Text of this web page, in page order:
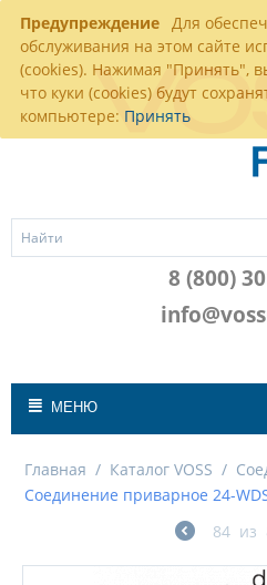
Предупреждение Для
обслуживания на этом сайте
(cookies). Нажимая "Принять",
что куки (cookies) будут
компьютере: Принять
8 (800)
МЕНЮ
Главная / Каталог VOSS /
Соединение приварное 24-
84 из